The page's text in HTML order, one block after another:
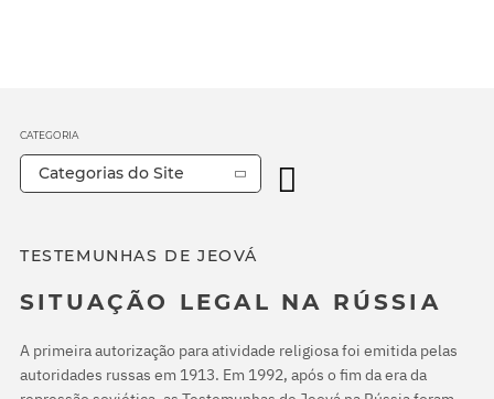
TESTEMUNHAS DE JEOVÁ
SITUAÇÃO LEGAL NA RÚSSIA
A primeira autorização para atividade religiosa foi emitida pelas
autoridades russas em 1913. Em 1992, após o fim da era da
CATEGORIA
Categorias do Site